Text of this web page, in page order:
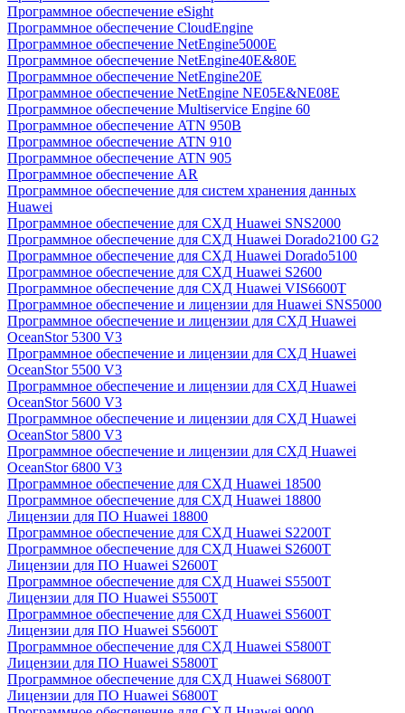
Программное обеспечение eSight
Программное обеспечение CloudEngine
Программное обеспечение NetEngine5000E
Программное обеспечение NetEngine40E&80E
Программное обеспечение NetEngine20E
Программное обеспечение NetEngine NE05E&NE08E
Программное обеспечение Multiservice Engine 60
Программное обеспечение ATN 950B
Программное обеспечение ATN 910
Программное обеспечение ATN 905
Программное обеспечение AR
Программное обеспечение для систем хранения данных
Huawei
Программное обеспечение для СХД Huawei SNS2000
Программное обеспечение для СХД Huawei Dorado2100 G2
Программное обеспечение для СХД Huawei Dorado5100
Программное обеспечение для СХД Huawei S2600
Программное обеспечение для СХД Huawei VIS6600T
Программное обеспечение и лицензии для Huawei SNS5000
Программное обеспечение и лицензии для СХД Huawei
OceanStor 5300 V3
Программное обеспечение и лицензии для СХД Huawei
OceanStor 5500 V3
Программное обеспечение и лицензии для СХД Huawei
OceanStor 5600 V3
Программное обеспечение и лицензии для СХД Huawei
OceanStor 5800 V3
Программное обеспечение и лицензии для СХД Huawei
OceanStor 6800 V3
Программное обеспечение для СХД Huawei 18500
Программное обеспечение для СХД Huawei 18800
Лицензии для ПО Huawei 18800
Программное обеспечение для СХД Huawei S2200T
Программное обеспечение для СХД Huawei S2600T
Лицензии для ПО Huawei S2600T
Программное обеспечение для СХД Huawei S5500T
Лицензии для ПО Huawei S5500T
Программное обеспечение для СХД Huawei S5600T
Лицензии для ПО Huawei S5600T
Программное обеспечение для СХД Huawei S5800T
Лицензии для ПО Huawei S5800T
Программное обеспечение для СХД Huawei S6800T
Лицензии для ПО Huawei S6800T